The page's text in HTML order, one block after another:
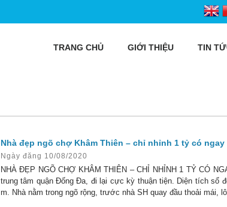
TRANG CHỦ GIỚI THIỆU TIN
Nhà đẹp ngõ chợ Khâm Thiên – chỉ nhỉnh 1 tỷ có
Ngày đăng 10/08/2020
NHÀ ĐẸP NGÕ CHỢ KHÂM THIÊN – CHỈ NHỈNH 1 TỶ CÓ
trung tâm quận Đống Đa, đi lại cực kỳ thuận tiện. Diện tích sổ
m. Nhà nằm trong ngõ rộng, trước nhà SH quay đầu thoải mái,